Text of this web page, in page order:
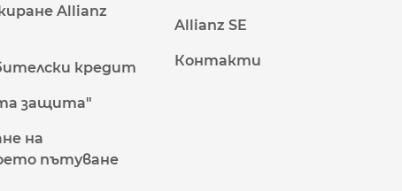
Allianz
кредит
защита"
на
пътуване
Allianz SE
Контакти